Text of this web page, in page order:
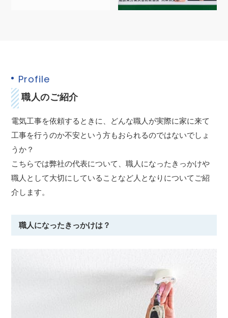
Profile
職人のご紹介
電気工事を依頼するときに、どんな職人が実際に家に来て
工事を行うのか不安という方もおられるのではないでしょ
うか？
こちらでは弊社の代表について、職人になったきっかけや
職人として大切にしていることなど人となりについてご紹
介します。
職人になったきっかけは？